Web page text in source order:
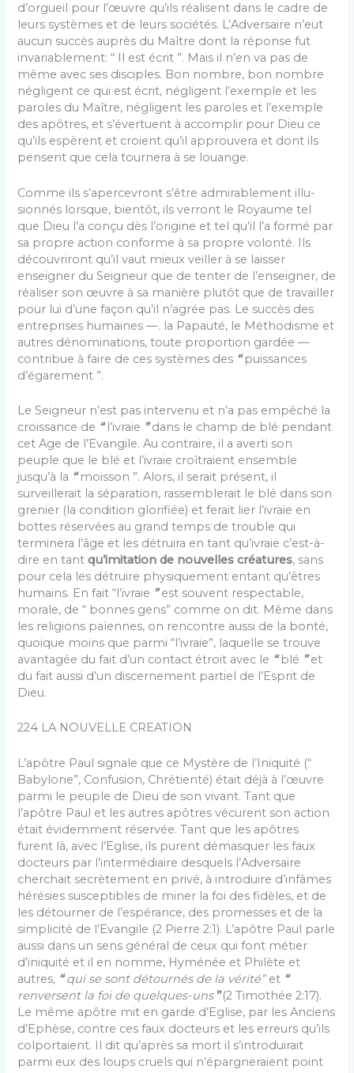
d’orgueil pour l’œuvre qu’ils réalisent dans le cadre de
leurs sys­tèmes et de leurs sociétés. L’Adversaire n’eut
aucun suc­cès auprès du Maître dont la réponse fut
invariablement: “ Il est écrit ”. Mais il n’en va pas de
même avec ses dis­ciples. Bon nombre, bon nombre
négligent ce qui est écrit, négligent l’exemple et les
paroles du Maître, négli­gent les paroles et l’exemple
des apôtres, et s’évertuent à accomplir pour Dieu ce
qu’ils espèrent et croient qu’il approuvera et dont ils
pensent que cela tournera à se louange.
Comme ils s’apercevront s’être admirablement illu­
sionnés lorsque, bientôt, ils verront le Royaume tel
que Dieu l’a conçu dès l’origine et tel qu’il l’a formé par
sa propre action conforme à sa propre volonté. Ils
découvriront qu’il vaut mieux veiller à se laisser
enseigner du Seigneur que de tenter de l’enseigner, de
réaliser son œuvre à sa manière plutôt que de travailler
pour lui d’une façon qu’il n’agrée pas. Le succès des
entreprises humaines —. la Papauté, le Méthodisme et
autres dénomi­nations, toute proportion gardée —
contribue à faire de ces systèmes des “puissances
d’égarement ”.
Le Seigneur n’est pas intervenu et n’a pas empêché la
croissance de “l’ivraie ”dans le champ de blé pendant
cet Age de l’Evangile. Au contraire, il a averti son
peuple que le blé et l’ivraie croîtraient ensemble
jusqu’à la “mois­son ”. Alors, il serait présent, il
surveillerait la sépara­tion, rassemblerait le blé dans son
grenier (la condition glorifiée) et ferait lier l’ivraie en
bottes réservées au grand temps de trouble qui
terminera l’âge et les dé­truira en tant qu’ivraie c’est-à-
dire en tantqu’imita­tion de nouvelles créatures, sans
pour cela les détruire physiquement entant qu’êtres
humains. En fait “l’ivraie ”est souvent respectable,
morale, de “ bon­nes gens” comme on dit. Même dans
les religions païen­nes, on rencontre aussi de la bonté,
quoique moins que parmi “l’ivraie”, laquelle se trouve
avantagée du fait d’un contact étroit avec le “blé ”et
du fait aussi d’un discernement partiel de l’Esprit de
Dieu.
224 LA NOUVELLE CREATION
L’apôtre Paul signale que ce Mystère de l’Iniquité (“
Babylone”, Confusion, Chrétienté) était déjà à l’œuvre
parmi le peuple de Dieu de son vivant. Tant que
l’apôtre Paul et les autres apôtres vécurent son action
était évidemment réservée. Tant que les apôtres
furent là, avec l’Eglise, ils purent démasquer les faux
docteurs par l’in­termédiaire desquels l’Adversaire
cherchait secrètement en privé, à introduire d’infâmes
hérésies susceptibles de miner la foi des fidèles, et de
les détourner de l’espérance, des promesses et de la
simplicité de l’Evangile (2 Pierre 2:1). L’apôtre Paul parle
aussi dans un sens général de ceux qui font métier
d’iniquité et il en nomme, Hyménée et Philète et
autres, “qui se sont détournés de la vérité”et “
renversent la foi de quelques-uns ”(2 Timothée 2:17).
Le même apôtre mit en garde d’Eglise, par les Anciens
d’Ephèse, contre ces faux docteurs et les erreurs qu’ils
colportaient. Il dit qu’après sa mort il s’introduirait
parmi eux des loups cruels qui n’épargneraient point